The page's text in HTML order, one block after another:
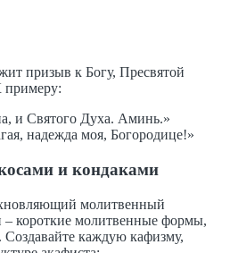
призыв к Богу, Пресвятой
примеру:
и Святого Духа. Аминь.»
надежда моя, Богородице!»
и кондаками
молитвенный
короткие молитвенные формы,
Создавайте каждую кафизму,